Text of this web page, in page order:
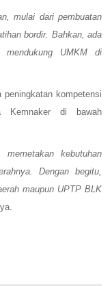
mulai dari pembuatan
bordir. Bahkan, ada
mendukung UMKM di
peningkatan kompetensi
Kemnaker di bawah
kebutuhan
Dengan begitu,
maupun UPTP BLK